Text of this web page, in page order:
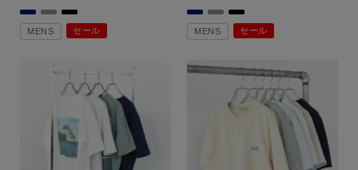
MENS セール MENS セール